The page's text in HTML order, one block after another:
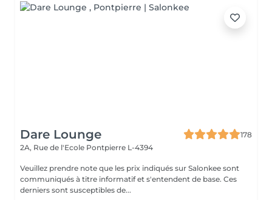
Dare Lounge
178
2A, Rue de l'Ecole Pontpierre L-4394
Veuillez prendre note que les prix indiqués sur Salonkee sont
communiqués à titre informatif et s'entendent de base. Ces
derniers sont susceptibles de...